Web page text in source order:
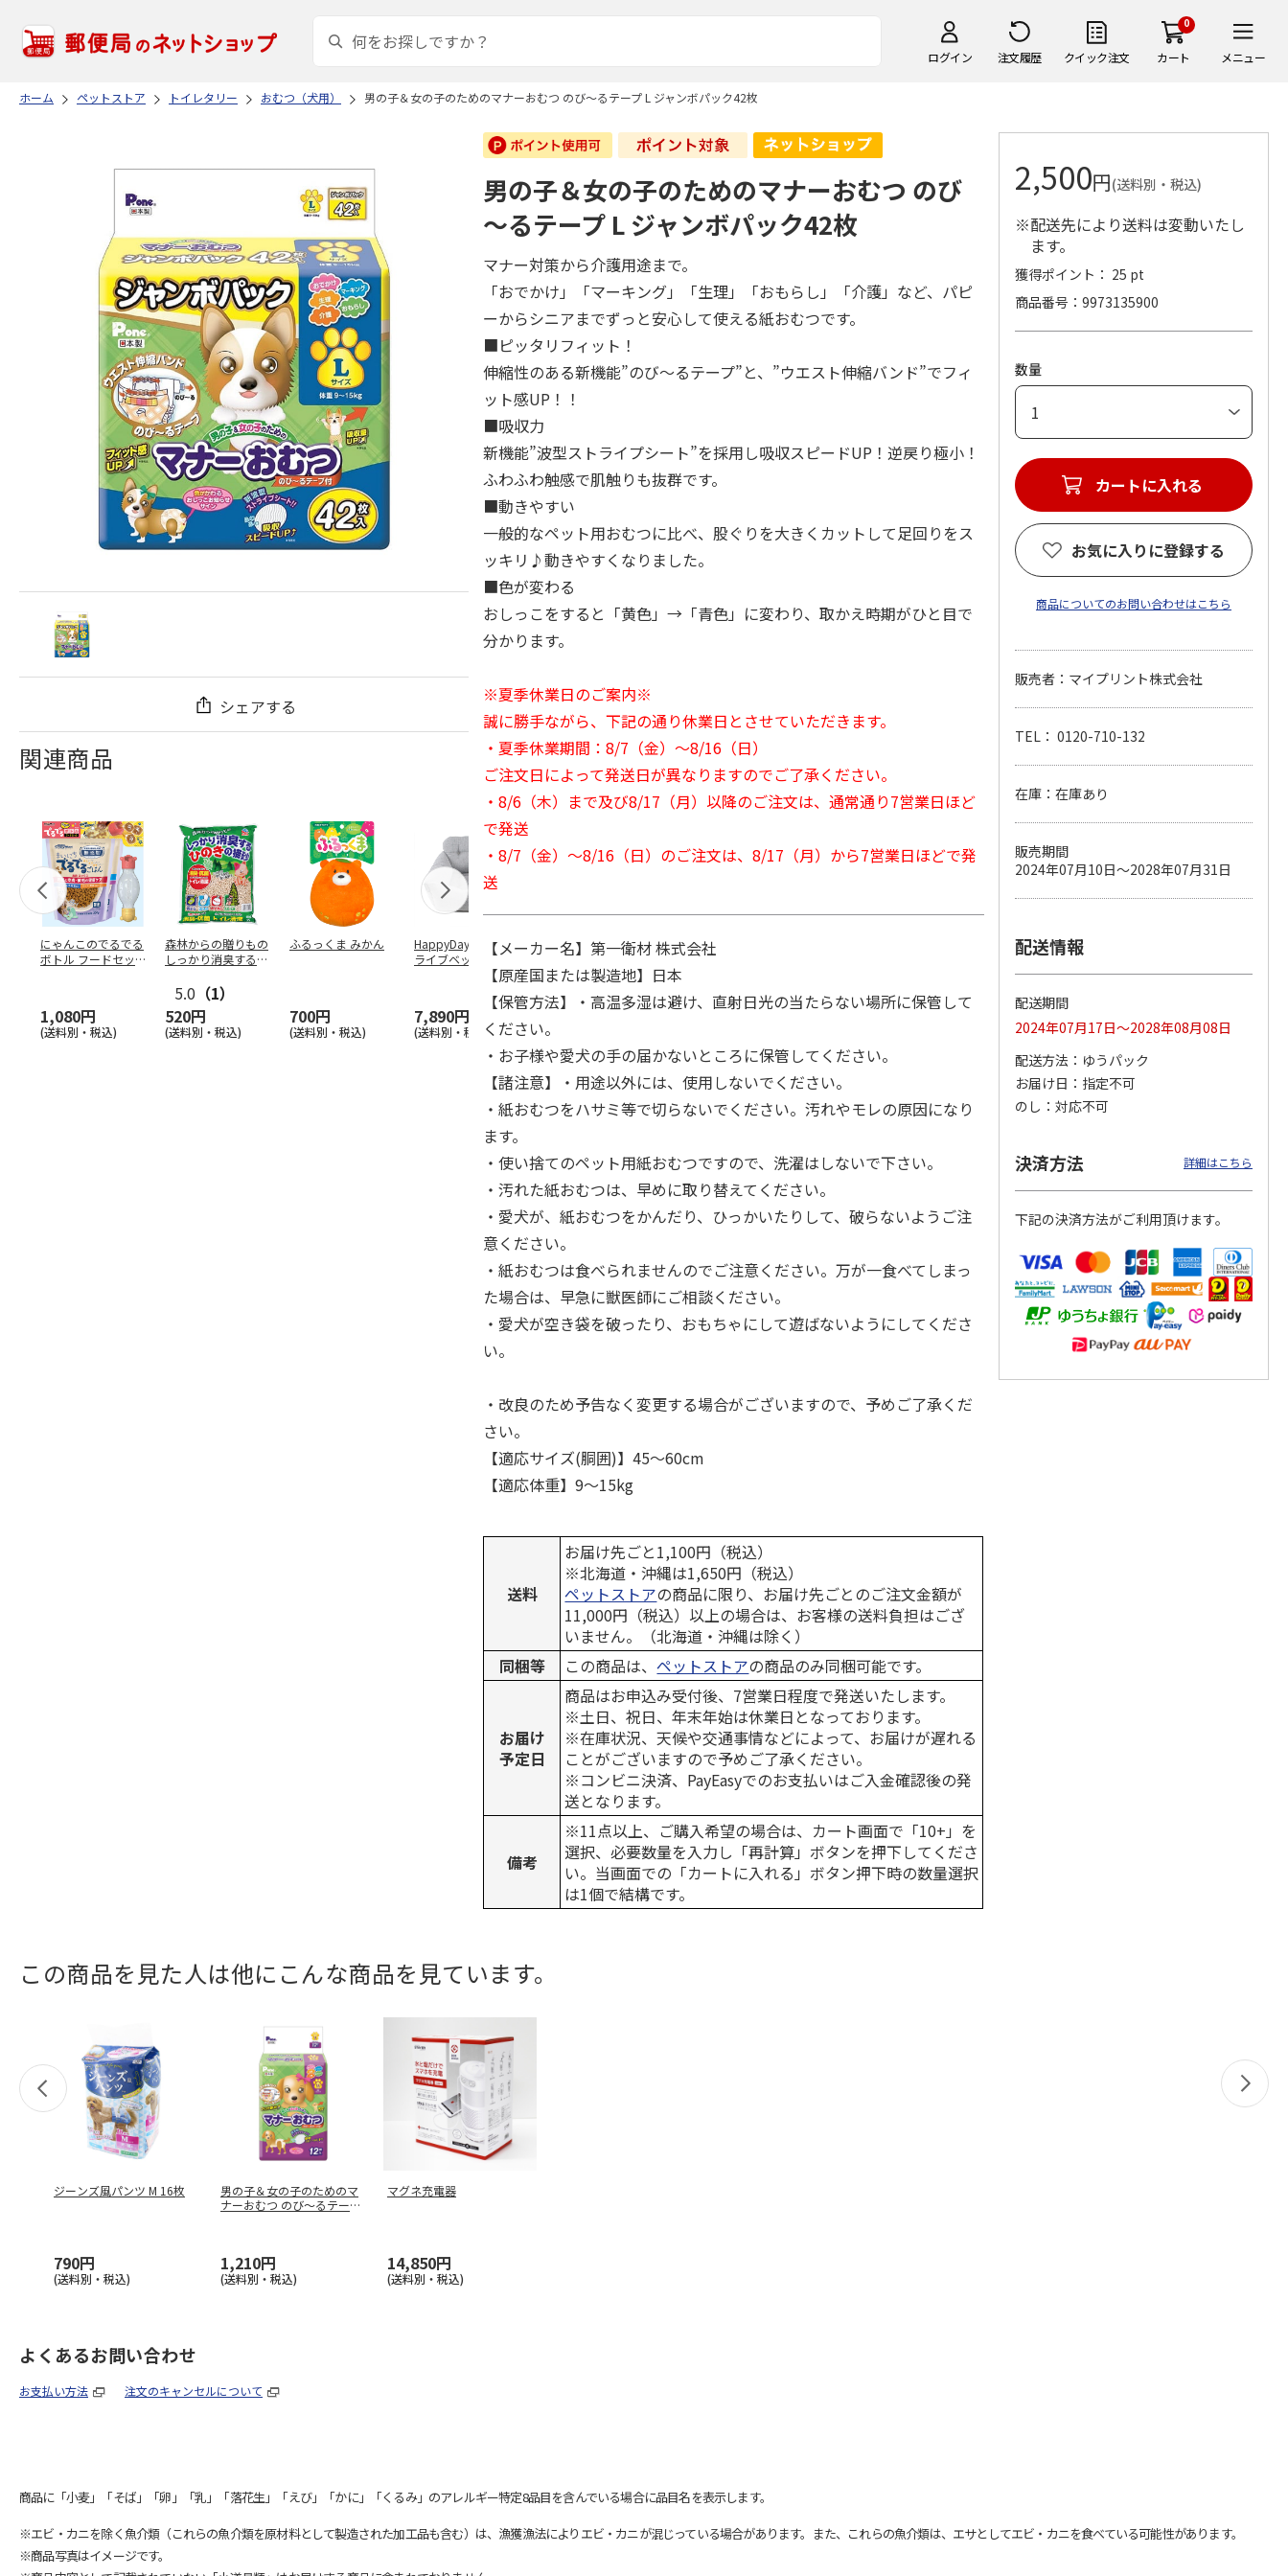
ログイン 注文履歴 クイック注文
0
カート メニュー
ホーム ペットストア トイレタリー おむつ（犬用） 男の子＆女の子のためのマナーおむつ のび～るテープ L ジャンボパック42枚
シェアする
関連商品
にゃんこのでるでる
ボトル フードセッ
1,080円
(送料別・税込)
森林からの贈りもの
しっかり消臭するひ
5.0 （1）
520円
(送料別・税込)
ふるっくま みかん
700円
(送料別・税込)
HappyDays 2wayド
ライブベッド グレ
7,890円
(送料別・税込)
獣医師開発 ニオイ
をとる砂専用 猫ト
イレ ナチュラルグ
1,550円
(送料別・税込)
デオトイレ 飛び散
らない消臭・抗菌サ
ンド 4L
1,320円 120円 470円
ペット線香 虹のか
なた フルーティフ
ローラルの香り
590円
(送料別・税込)
えBOX とりささ…
380円
(送料別・税込)
男の子＆女の子のためのマナーおむつ のび
～るテープ L ジャンボパック42枚
マナー対策から介護用途まで。
「おでかけ」「マーキング」「生理」「おもらし」「介護」など、パピ
ーからシニアまでずっと安心して使える紙おむつです。
■ピッタリフィット！
伸縮性のある新機能”のび～るテープ”と、”ウエスト伸縮バンド”でフィ
ット感UP！！
■吸収力
新機能”波型ストライプシート”を採用し吸収スピードUP！逆戻り極小！
ふわふわ触感で肌触りも抜群です。
■動きやすい
一般的なペット用おむつに比べ、股ぐりを大きくカットして足回りをス
ッキリ♪動きやすくなりました。
■色が変わる
おしっこをすると「黄色」→「青色」に変わり、取かえ時期がひと目で
分かります。
※夏季休業日のご案内※
誠に勝手ながら、下記の通り休業日とさせていただきます。
・夏季休業期間：8/7（金）～8/16（日）
ご注文日によって発送日が異なりますのでご了承ください。
・8/6（木）まで及び8/17（月）以降のご注文は、通常通り7営業日ほど
で発送
・8/7（金）～8/16（日）のご注文は、8/17（月）から7営業日ほどで発
送
【メーカー名】第一衛材 株式会社
【原産国または製造地】日本
【保管方法】・高温多湿は避け、直射日光の当たらない場所に保管して
ください。
・お子様や愛犬の手の届かないところに保管してください。
【諸注意】・用途以外には、使用しないでください。
・紙おむつをハサミ等で切らないでください。汚れやモレの原因になり
ます。
・使い捨てのペット用紙おむつですので、洗濯はしないで下さい。
・汚れた紙おむつは、早めに取り替えてください。
・愛犬が、紙おむつをかんだり、ひっかいたりして、破らないようご注
意ください。
・紙おむつは食べられませんのでご注意ください。万が一食べてしまっ
た場合は、早急に獣医師にご相談ください。
・愛犬が空き袋を破ったり、おもちゃにして遊ばないようにしてくださ
い。
・改良のため予告なく変更する場合がございますので、予めご了承くだ
さい。
【適応サイズ(胴囲)】45～60cm
【適応体重】9～15kg
送料
お届け先ごと1,100円（税込）
※北海道・沖縄は1,650円（税込）
ペットストアの商品に限り、お届け先ごとのご注文金額が
11,000円（税込）以上の場合は、お客様の送料負担はござ
いません。（北海道・沖縄は除く）
同梱等
この商品は、ペットストアの商品のみ同梱可能です。
お届け
予定日
商品はお申込み受付後、7営業日程度で発送いたします。
※土日、祝日、年末年始は休業日となっております。
※在庫状況、天候や交通事情などによって、お届けが遅れる
ことがございますので予めご了承ください。
※コンビニ決済、PayEasyでのお支払いはご入金確認後の発
送となります。
備考
※11点以上、ご購入希望の場合は、カート画面で「10+」を
選択、必要数量を入力し「再計算」ボタンを押下してくださ
い。当画面での「カートに入れる」ボタン押下時の数量選択
は1個で結構です。
2,500円(送料別・税込)
※配送先により送料は変動いたし
ます。
獲得ポイント： 25 pt
商品番号
9973135900
数量
カートに入れる
お気に入りに登録する
商品についてのお問い合わせはこちら
販売者：マイプリント株式会社
TEL： 0120-710-132
在庫：在庫あり
販売期間
2024年07月10日～2028年07月31日
配送情報
配送期間
2024年07月17日～2028年08月08日
配送方法
ゆうパック
お届け日
指定不可
のし
対応不可
決済方法 詳細はこちら
下記の決済方法がご利用頂けます。
この商品を見た人は他にこんな商品を見ています。
ジーンズ風パンツ M 16枚
790円
(送料別・税込)
男の子＆女の子のためのマ
ナーおむつ のび～るテープ
1,210円
(送料別・税込)
マグネ充電器
14,850円
(送料別・税込)
よくあるお問い合わせ
お支払い方法 注文のキャンセルについて
商品に「小麦」「そば」「卵」「乳」「落花生」「えび」「かに」「くるみ」のアレルギー特定8品目を含んでいる場合に品目名を表示します。
※エビ・カニを除く魚介類（これらの魚介類を原材料として製造された加工品も含む）は、漁獲漁法によりエビ・カニが混じっている場合があります。また、これらの魚介類は、エサとしてエビ・カニを食べている可能性があります。
※商品写真はイメージです。